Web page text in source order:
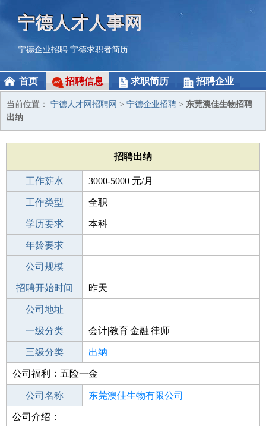
宁德人才人事网
宁德企业招聘 宁德求职者简历
首页 招聘信息 求职简历 招聘企业
当前位置： 宁德人才网招聘网 > 宁德企业招聘 > 东莞澳佳生物招聘
出纳
招聘出纳
工作薪水 3000-5000 元/月
招聘人数 1人
工作类型 全职
性别要求 -
学历要求 本科
工作经验
年龄要求
工作地点
公司规模
公司电话
招聘开始时间 昨天
招聘结束时间
公司地址
一级分类 会计|教育|金融|律师
二级分类 财务/会计
三级分类 出纳
其他行业
公司福利：五险一金
公司名称 东莞澳佳生物有限公司
公司类型
公司介绍：